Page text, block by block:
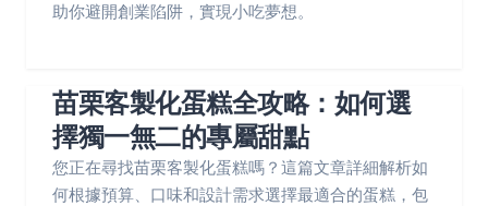
助你避開創業陷阱，實現小吃夢想。
苗栗客製化蛋糕全攻略：如何選
擇獨一無二的專屬甜點
您正在尋找苗栗客製化蛋糕嗎？這篇文章詳細解析如
何根據預算、口味和設計需求選擇最適合的蛋糕，包